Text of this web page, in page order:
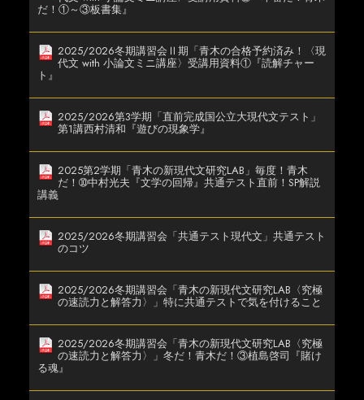
だ！①～③板書集』
2025/2026冬期講習会Ⅱ期「青木の合格予約済み！〈現
代文 with 小論文ミニ講座〉受講用資料①『読解チャー
ト』
2025/2026第3学期「直前完成国公立大現代文テスト」
第1講西村清和『遊びの現象学』
2025第2学期「青木の新現代文研究LAB」毎度！青木
だ！➉中村光夫『文学の回帰』共通テスト直前！SP解説
講義
2025/2026冬期講習会「共通テスト現代文」共通テスト
のコツ
2025/2026冬期講習会「青木の新現代文研究LAB〈究極
の速読力と解答力〉」特に共通テストで気を付けること
2025/2026冬期講習会「青木の新現代文研究LAB〈究極
の速読力と解答力〉」冬だ！青木だ！③植島啓司『賭け
る魂』